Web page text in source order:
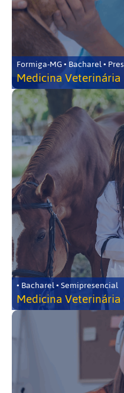
Formiga-MG • Bacharel •
Medicina Veterinária
• Bacharel • Semipresencial
Medicina